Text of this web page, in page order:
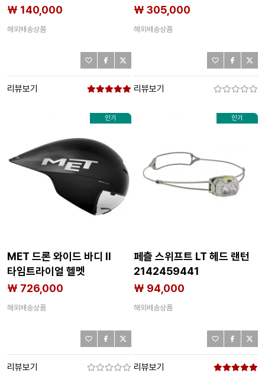
져지 3142776378
₩ 140,000
해외배송상품
리뷰보기
3142745198
₩ 305,000
해외배송상품
리뷰보기
인기
MET 드론 와이드 바디 II
타임트라이얼 헬멧
3142227709
₩ 726,000
해외배송상품
리뷰보기
인기
페츨 스위프트 LT 헤드 랜턴
2142459441
₩ 94,000
해외배송상품
리뷰보기